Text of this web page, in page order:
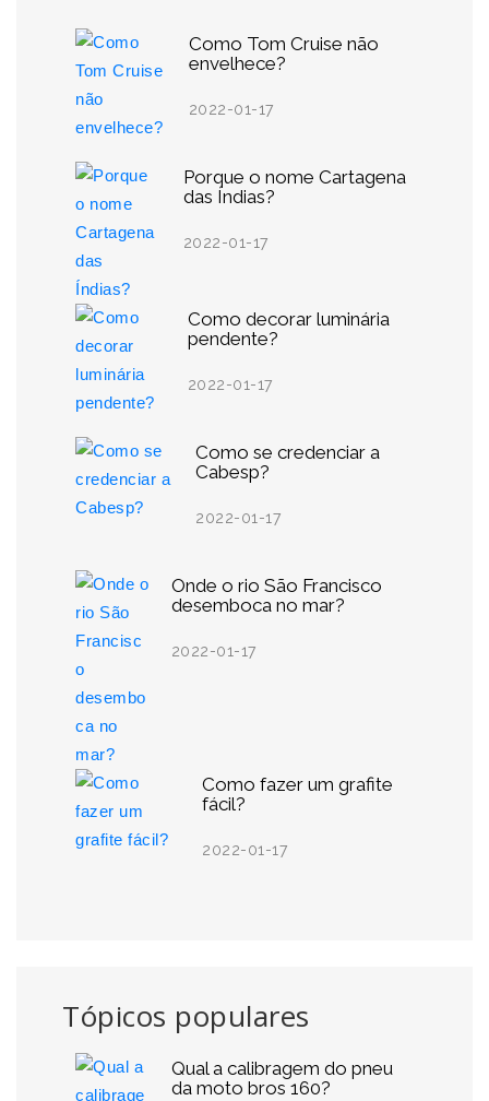
Como Tom Cruise não
envelhece?
2022-01-17
Porque o nome Cartagena
das Índias?
2022-01-17
Como decorar luminária
pendente?
2022-01-17
Como se credenciar a
Cabesp?
2022-01-17
Onde o rio São Francisco
desemboca no mar?
2022-01-17
Como fazer um grafite
fácil?
2022-01-17
Tópicos populares
Qual a calibragem do pneu
da moto bros 160?